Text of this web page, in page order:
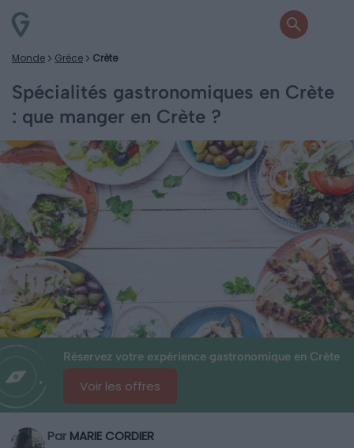
Monde Grèce Crète
Spécialités gastronomiques en Crète
: que manger en Crète ?
Réservez votre expérience gastronomique en Crète
Voir les offres
Par MARIE CORDIER